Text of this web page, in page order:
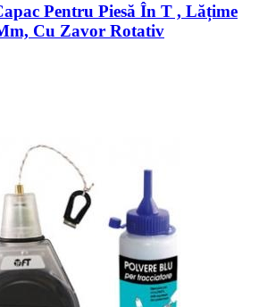
Pentru Piesă În T , Lățime
Cu Zavor Rotativ